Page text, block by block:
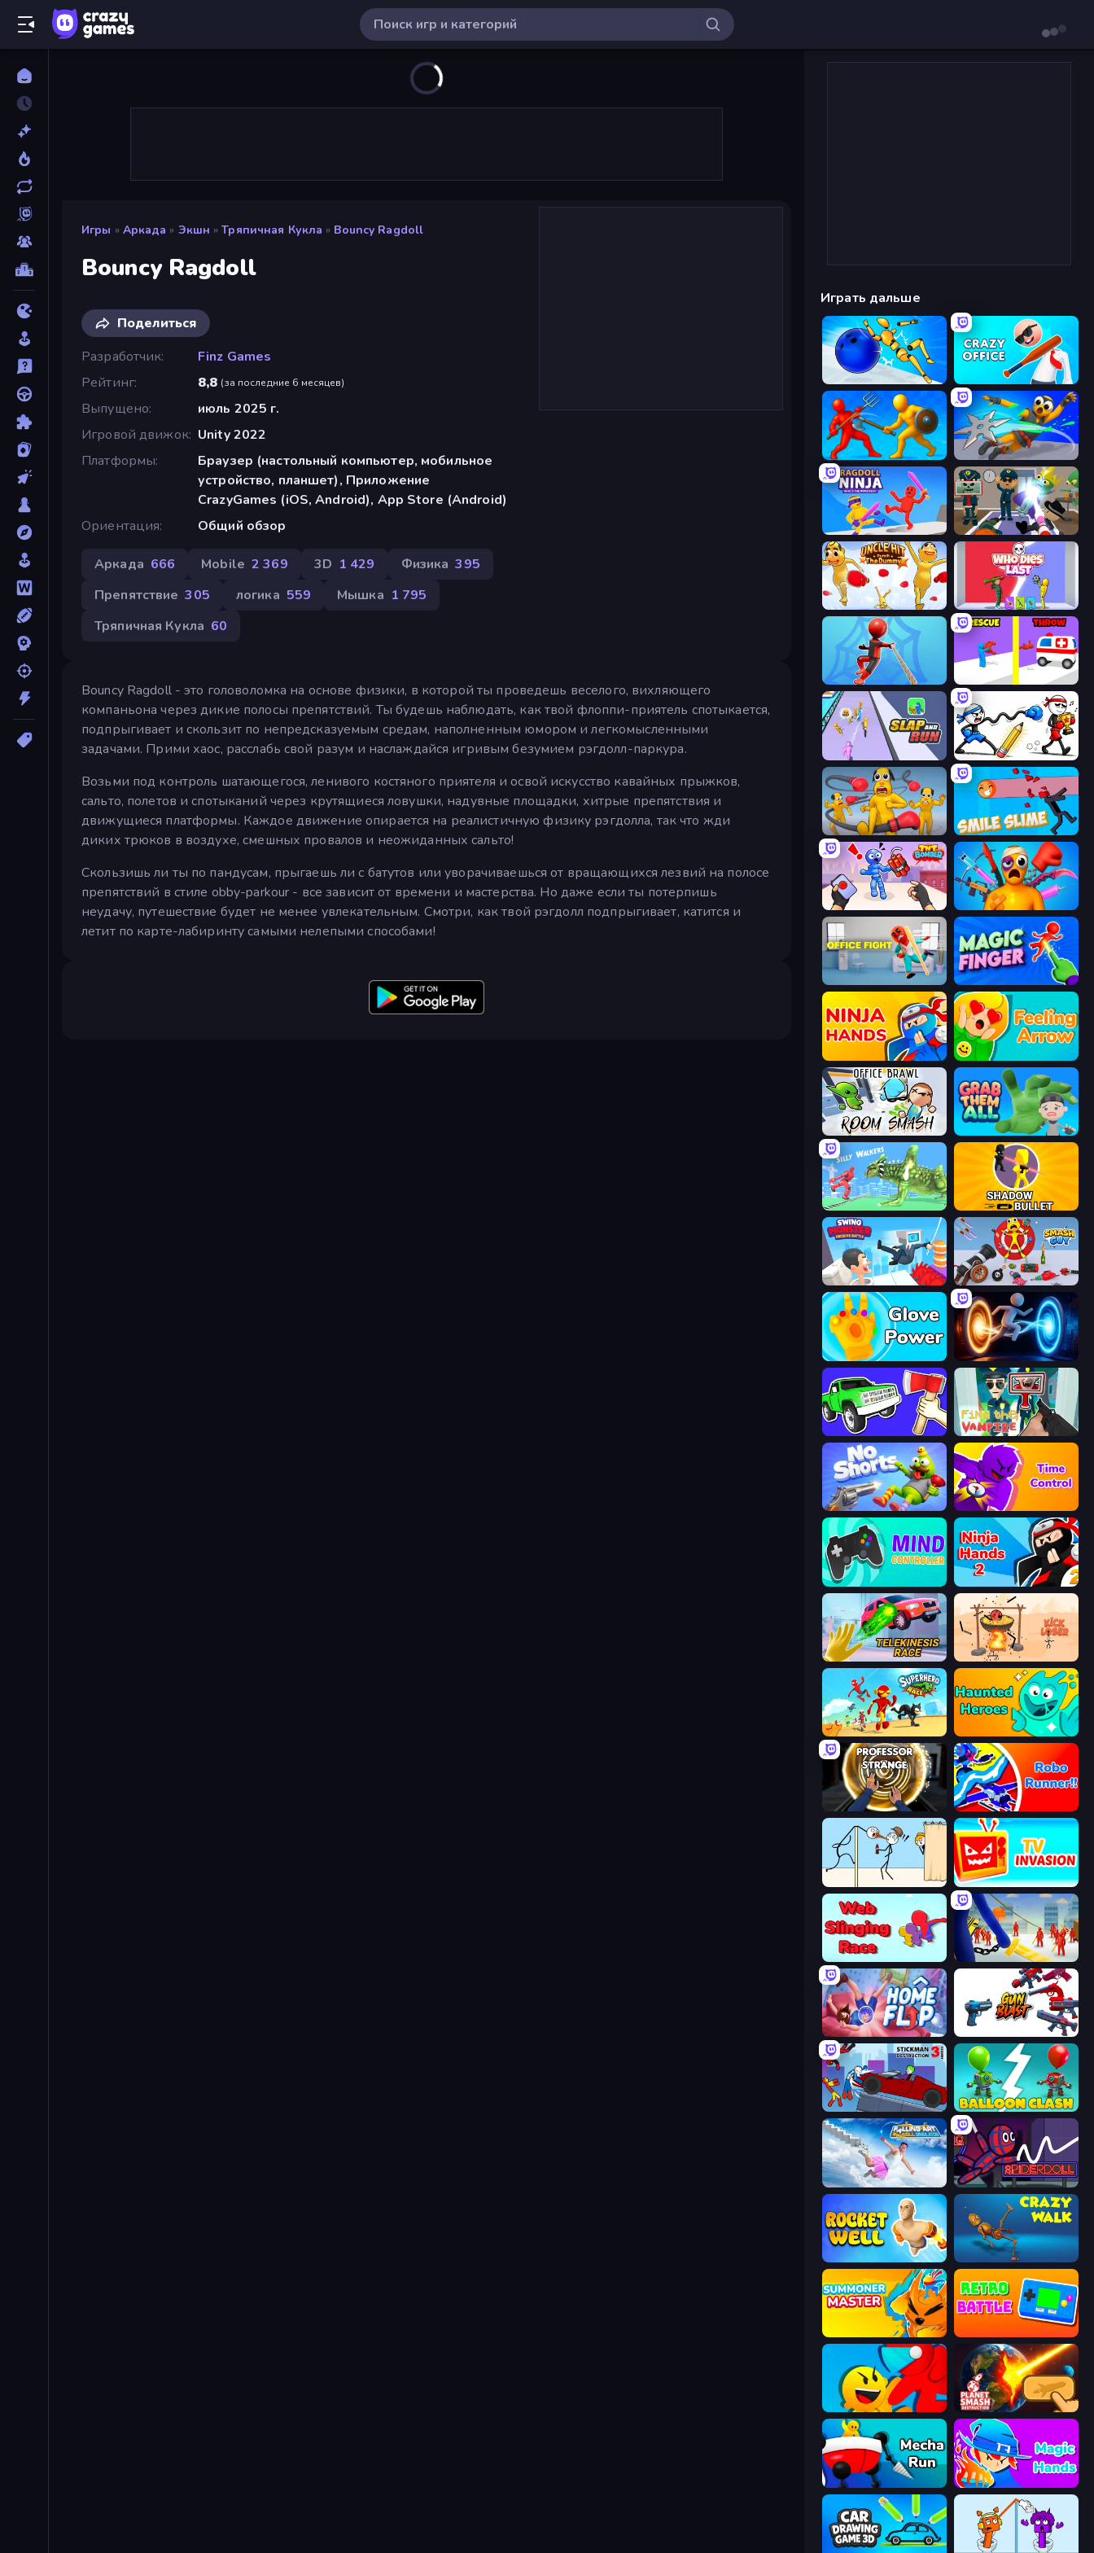
Игры » Аркада » Экшн » Тряпичная Кукла » Bouncy Ragdoll
Bouncy Ragdoll
Поделиться
Разработчик
Finz Games
Рейтинг
8,8 (за последние 6 месяцев)
Выпущено
июль 2025 г.
Игровой движок Unity 2022
Платформы
Браузер (настольный компьютер, мобильное
устройство, планшет), Приложение
CrazyGames (iOS, Android), App Store (Android)
Ориентация
Общий обзор
Аркада 666 Mobile 2 369 3D 1 429 Физика 395
Препятствие 305 логика 559 Мышка 1 795
Тряпичная Кукла 60
Bouncy Ragdoll - это головоломка на основе физики, в которой ты проведешь веселого, вихляющего
компаньона через дикие полосы препятствий. Ты будешь наблюдать, как твой флоппи-приятель спотыкается,
подпрыгивает и скользит по непредсказуемым средам, наполненным юмором и легкомысленными
задачами. Прими хаос, расслабь свой разум и наслаждайся игривым безумием рэгдолл-паркура.
Возьми под контроль шатающегося, ленивого костяного приятеля и освой искусство кавайных прыжков,
сальто, полетов и спотыканий через крутящиеся ловушки, надувные площадки, хитрые препятствия и
движущиеся платформы. Каждое движение опирается на реалистичную физику рэгдолла, так что жди
диких трюков в воздухе, смешных провалов и неожиданных сальто!
Скользишь ли ты по пандусам, прыгаешь ли с батутов или уворачиваешься от вращающихся лезвий на полосе
препятствий в стиле obby-parkour - все зависит от времени и мастерства. Но даже если ты потерпишь
неудачу, путешествие будет не менее увлекательным. Смотри, как твой рэгдолл подпрыгивает, катится и
летит по карте-лабиринту самыми нелепыми способами!
Играть дальше
Playground Man! Ragdoll Show! Crazy Office: Slap and Smash!
Epic Sword Battle! Fight in Arena Ninja Swipe Strike
Ragdoll Ninja: Imposter Hero Find The Alien
Uncle Hit: Punch the Dummy Who Dies Last?
Web Master Rescue Throw
Slap and Run Doodle Smash
Annoying Uncle Punch Game Smile Slime
TNT Bomber Fun Ragdoll Challenge!
Magic Finger 3D
Ninja Hands Feeling Arrow
Office Brawl - Room Smash Grab Them All
Silly Walkers Shadow Bullet
Swing Monster: Decisive Battle Smash Guy: Ragdoll Punch Hero
Glove Power Portal Escape
Find the Vampire
No Shorts Time Control!
Mind Controller Ninja Hands 2
Telekinesis Race 3D Kick Loser
Superhero Race! Haunted Heroes
Professor Strange Robo Runner
Gomu Goman TV Invasion
Web Slinging Race Slasher
Home Flip
Stickman Destruction 3 Heroes Balloon Clash
Falling Art Ragdoll Simulator SpiderDoll
Crazy Walk
Summoner Master Retro Battle
Riot Escape Planet Smash Destruction
Mecha Run Magic Hands